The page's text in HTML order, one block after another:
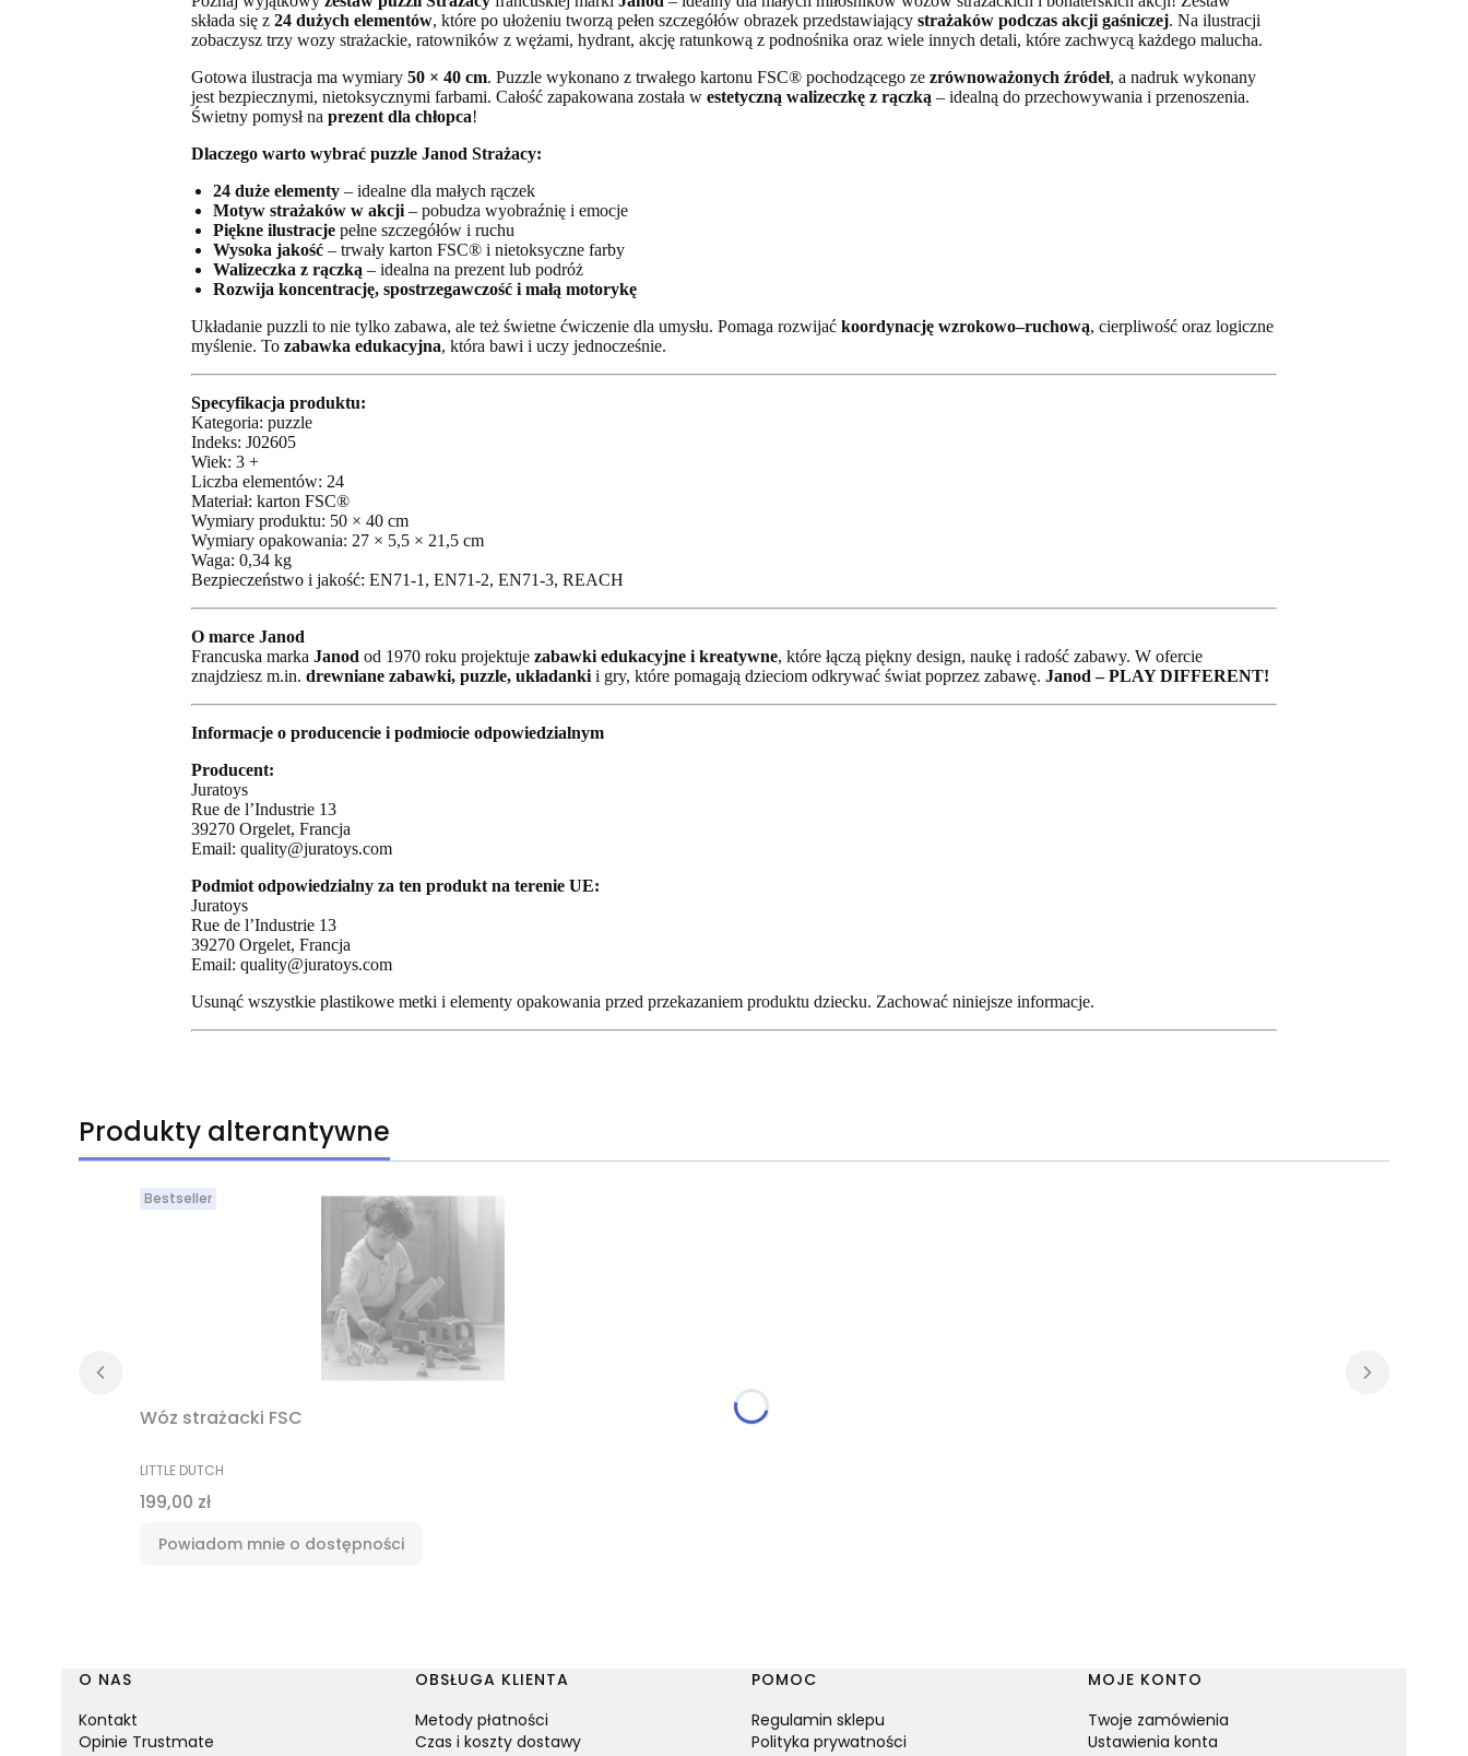
składa się z 24 dużych elementów, które po ułożeniu tworzą pełen szczegółów obrazek przedstawiający strażaków podczas akcji gaśniczej. Na ilustracji
zobaczysz trzy wozy strażackie, ratowników z wężami, hydrant, akcję ratunkową z podnośnika oraz wiele innych detali, które zachwycą każdego malucha.
Gotowa ilustracja ma wymiary 50 × 40 cm. Puzzle wykonano z trwałego kartonu FSC® pochodzącego ze zrównoważonych źródeł, a nadruk wykonany
jest bezpiecznymi, nietoksycznymi farbami. Całość zapakowana została w estetyczną walizeczkę z rączką – idealną do przechowywania i przenoszenia.
Świetny pomysł na prezent dla chłopca!
Dlaczego warto wybrać puzzle Janod Strażacy:
24 duże elementy– idealne dla małych rączek
Motyw strażaków w akcji– pobudza wyobraźnię i emocje
Piękne ilustracjepełne szczegółów i ruchu
Wysoka jakość– trwały karton FSC® i nietoksyczne farby
Walizeczka z rączką – idealna na prezent lub podróż
Rozwija koncentrację, spostrzegawczość i małą motorykę
Układanie puzzli to nie tylko zabawa, ale też świetne ćwiczenie dla umysłu. Pomaga rozwijać koordynację wzrokowo–ruchową, cierpliwość oraz logiczne
myślenie. To zabawka edukacyjna, która bawi i uczy jednocześnie.
Specyfikacja produktu:
Kategoria: puzzle
Indeks: J02605
Wiek: 3 +
Liczba elementów: 24
Materiał: karton FSC®
Wymiary produktu: 50 × 40 cm
Wymiary opakowania: 27 × 5,5 × 21,5 cm
Waga: 0,34 kg
Bezpieczeństwo i jakość: EN71-1, EN71-2, EN71-3, REACH
O marce Janod
Francuska marka Janod od 1970 roku projektuje zabawki edukacyjne i kreatywne, które łączą piękny design, naukę i radość zabawy. W ofercie
znajdziesz m.in. drewniane zabawki, puzzle, układankii gry, które pomagają dzieciom odkrywać świat poprzez zabawę. Janod – PLAY DIFFERENT!
Informacje o producencie i podmiocie odpowiedzialnym
Producent:
Juratoys
Rue de l’Industrie 13
39270 Orgelet, Francja
Email: quality@juratoys.com
Podmiot odpowiedzialny za ten produkt na terenie UE:
Juratoys
Rue de l’Industrie 13
39270 Orgelet, Francja
Email: quality@juratoys.com
Usunąć wszystkie plastikowe metki i elementy opakowania przed przekazaniem produktu dziecku. Zachować niniejsze informacje.
Produkty alterantywne
Bestseller
Wóz strażacki FSC
PRODUCENT
LITTLE DUTCH
Cena
199,00 zł
Powiadom mnie o dostępności
Linki w stopce
O NAS
Kontakt
Opinie Trustmate
OBSŁUGA KLIENTA
Metody płatności
Czas i koszty dostawy
POMOC
Regulamin sklepu
Polityka prywatności
MOJE KONTO
Twoje zamówienia
Ustawienia konta